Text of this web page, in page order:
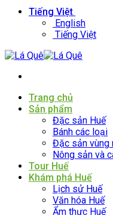
Tiếng Việt
English
Tiếng Việt
Trang chủ
Sản phẩm
Đặc sản Huế
Bánh các loại
Đặc sản vùng
Nông sản và
Tour Huế
Khám phá Huế
Lịch sử Huế
Văn hóa Huế
Ẩm thực Huế